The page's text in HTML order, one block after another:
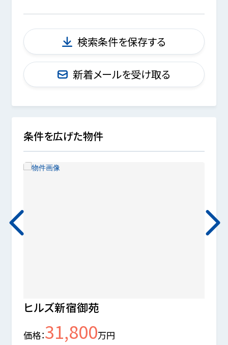
検索条件を保存する
新着メールを受け取る
条件を広げた物件
ヒルズ新宿御苑
価格 31,800万円